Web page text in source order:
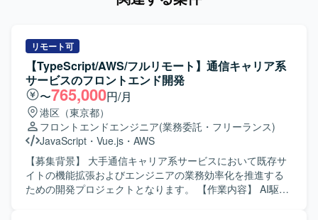
リモート可
【TypeScript/AWS/フルリモート】通信キャリア系
サービスのフロントエンド開発
〜765,000円/月
港区（東京都）
フロントエンドエンジニア(業務委託・フリーランス)
JavaScript ・ Vue.js ・ AWS
【募集背景】 大手通信キャリア系サービスにおいて既存サ
イトの機能拡張およびエンジニアの業務効率化を推進する
ための開発プロジェクトとなります。 【作業内容】 AI駆動